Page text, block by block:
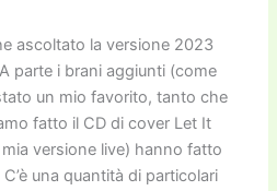
ascoltato la versione 2023
parte i brani aggiunti (come
un mio favorito, tanto che
fatto il CD di cover Let It
versione live) hanno fatto
una quantità di particolari